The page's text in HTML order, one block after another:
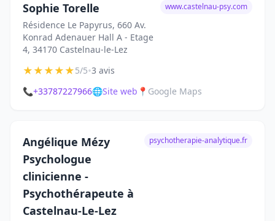
Sophie Torelle
Résidence Le Papyrus, 660 Av.
Konrad Adenauer Hall A - Etage
4, 34170 Castelnau-le-Lez
www.castelnau-psy.com
★★★★★5/5•3 avis
📞+33787227966🌐Site web 📍 Google Maps
Angélique Mézy
Psychologue
clinicienne -
Psychothérapeute à
Castelnau-Le-Lez
psychotherapie-analytique.fr